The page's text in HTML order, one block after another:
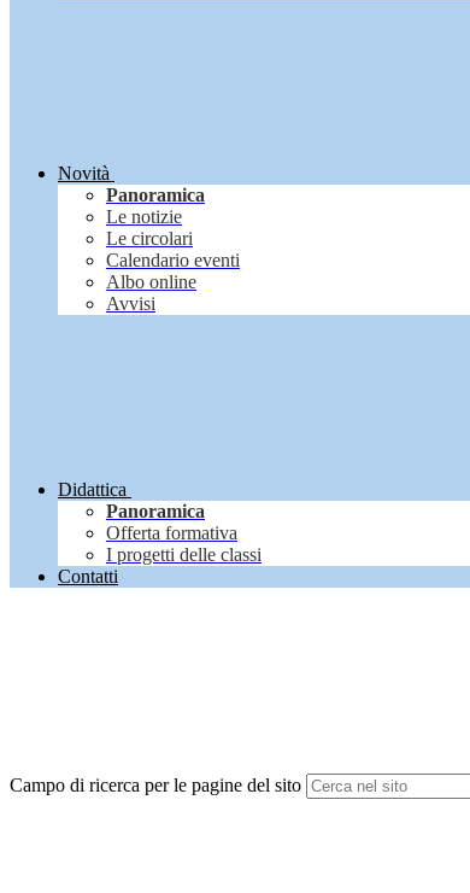
Novità
Panoramica
Le notizie
Le circolari
Calendario eventi
Albo online
Avvisi
Didattica
Panoramica
Offerta formativa
I progetti delle classi
Contatti
Campo di ricerca per le pagine del sito